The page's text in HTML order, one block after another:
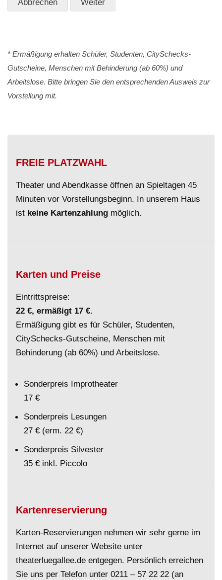
* Ermäßigung erhalten Schüler, Studenten, CitySchecks-
Gutscheine, Menschen mit Behinderung (ab 60%) und
Arbeitslose. Bitte bringen Sie den entsprechenden Ausweis zur
Vorstellung mit.
FREIE PLATZWAHL
Theater und Abendkasse öffnen an Spieltagen 45
Minuten vor Vorstellungsbeginn. In unserem Haus
ist keine Kartenzahlung möglich.
Karten und Preise
Eintrittspreise:
22 €, ermäßigt 17 €.
Ermäßigung gibt es für Schüler, Studenten,
CitySchecks-Gutscheine, Menschen mit
Behinderung (ab 60%) und Arbeitslose.
Sonderpreis Improtheater
17 €
Sonderpreis Lesungen
27 € (erm. 22 €)
Sonderpreis Silvester
35 € inkl. Piccolo
Kartenreservierung
Karten-Reservierungen nehmen wir sehr gerne im
Internet auf unserer Website unter
theaterluegallee.de entgegen. Persönlich erreichen
Sie uns per Telefon unter0211 – 57 22 22 (an